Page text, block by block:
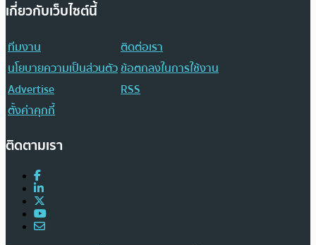
เกี่ยวกับเว็บไซต์นี้
ทีมงาน
ติดต่อเรา
นโยบายความเป็นส่วนตัวข้อตกลงในการใช้งาน
Advertise
RSS
ตั้งค่าคุกกี้
ติดตามเรา